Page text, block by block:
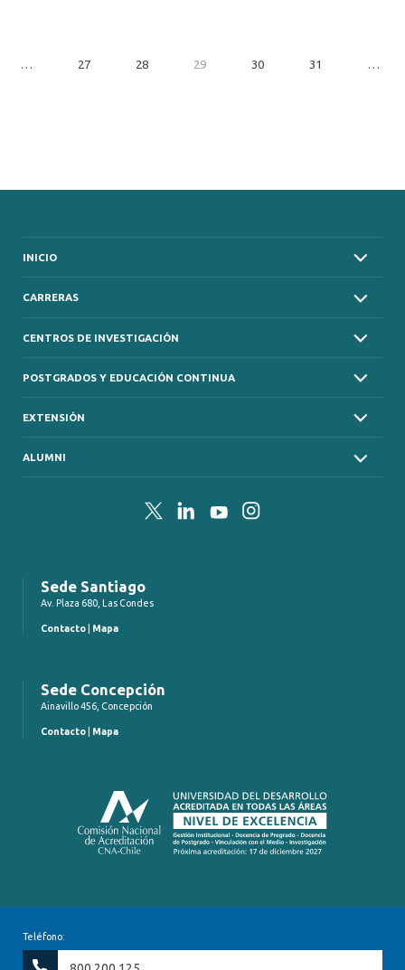
… 27 28 29 30 31 …
INICIO
CARRERAS
CENTROS DE INVESTIGACIÓN
POSTGRADOS Y EDUCACIÓN CONTINUA
EXTENSIÓN
ALUMNI
TwitterLinkedInYouTubeInstagram
Sede Santiago
Av. Plaza 680, Las Condes
Contacto Mapa
Sede Concepción
Ainavillo 456, Concepción
Contacto Mapa
Teléfono: